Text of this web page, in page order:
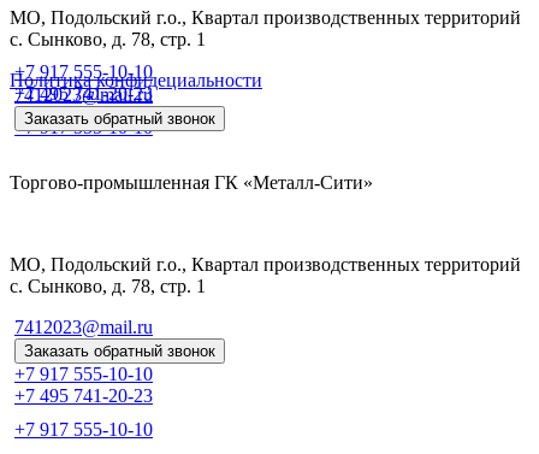
МО, Подольский г.о., Квартал производственных территорий
с. Сынково, д. 78, стр. 1
Политика конфидециальности
+7 917 555-10-10
+7 495 741-20-23
+7 917 555-10-10
7412023@mail.ru
Заказать обратный звонок
Торгово-промышленная ГК «Металл-Сити»
МО, Подольский г.о., Квартал производственных территорий
с. Сынково, д. 78, стр. 1
7412023@mail.ru
Заказать обратный звонок
+7 917 555-10-10
+7 495 741-20-23
+7 917 555-10-10